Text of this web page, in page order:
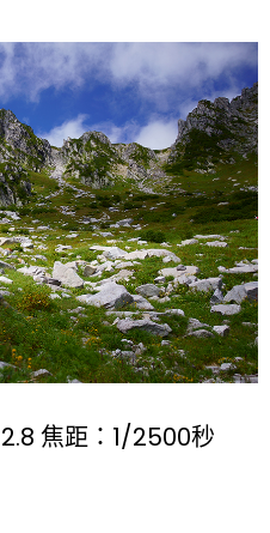
焦距：1/2500秒